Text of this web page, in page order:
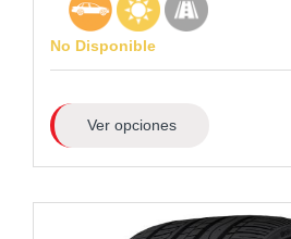
No Disponible
Ver opciones